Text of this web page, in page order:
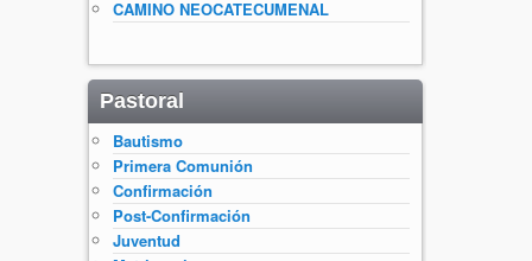
CAMINO NEOCATECUMENAL
Pastoral
Bautismo
Primera Comunión
Confirmación
Post-Confirmación
Juventud